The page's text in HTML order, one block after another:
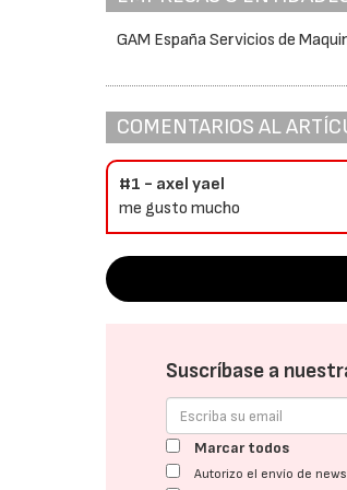
GAM España Servicios de
COMENTARIOS AL
#1 - axel yael
me gusto mucho
Suscríbase a
Marcar todos
Autorizo el envío de